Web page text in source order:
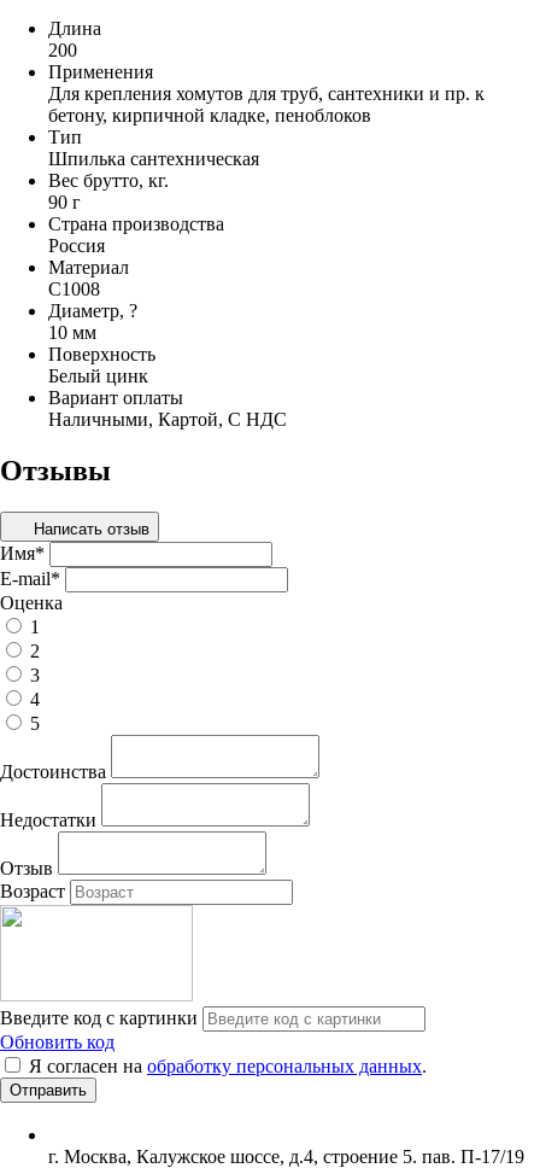
Длина
200
Применения
Для крепления хомутов для труб, сантехники и пр. к
бетону, кирпичной кладке, пеноблоков
Тип
Шпилька сантехническая
Вес брутто, кг.
90 г
Страна производства
Россия
Материал
C1008
Диаметр, ?
10 мм
Поверхность
Белый цинк
Вариант оплаты
Наличными, Картой, С НДС
Отзывы
Написать отзыв
Имя*
E-mail*
Оценка
1
2
3
4
5
Достоинства
Недостатки
Отзыв
Возраст
Введите код с картинки
Обновить код
Я согласен на обработку персональных данных.
г. Москва, Калужское шоссе, д.4, строение 5. пав. П-17/19